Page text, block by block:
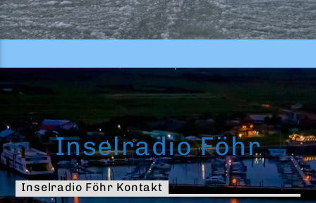
Inselradio Föhr
Inselradio Föhr Kontakt